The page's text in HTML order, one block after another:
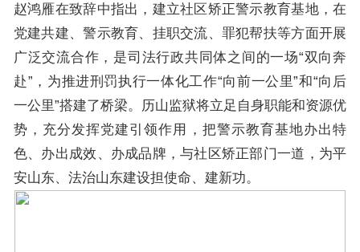
赵鸿雁在致辞中指出，建立社区矫正警示教育基地，在
党建共建、警示教育、挂职交流、罪犯帮扶等方面开展
广泛交流合作，是司法行政共同体之间的一场“双向奔
赴”，为推进刑罚执行一体化工作“向前一公里”和“向后
一公里”搭建了桥梁。历山监狱将立足自身职能和资源优
势，充分发挥党建引领作用，把警示教育基地办出特
色、办出成效、办成品牌，与社区矫正部门一道，为平
安山东、法治山东建设担使命、建新功。